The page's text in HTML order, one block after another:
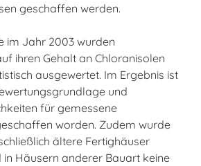
geschaffen werden.
im Jahr 2003 wurden
ihren Gehalt an Chloranisolen
ausgewertet. Im Ergebnis ist
und
für gemessene
worden. Zudem wurde
ältere Fertighäuser
Häusern anderer Bauart keine